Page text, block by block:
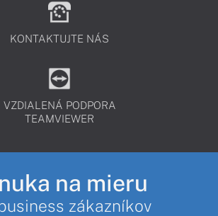
KONTAKTUJTE NÁS
VZDIALENÁ PODPORA
TEAMVIEWER
na mieru
zákazníkov